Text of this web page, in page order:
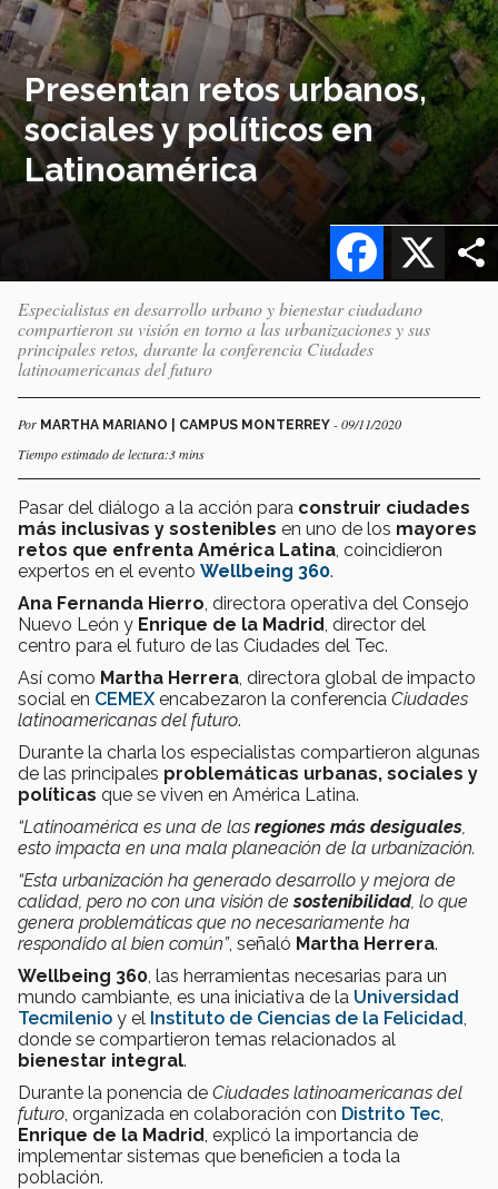
Presentan retos urbanos,
sociales y políticos en
Latinoamérica
X
Facebook
Especialistas en desarrollo urbano y bienestar ciudadano
compartieron su visión en torno a las urbanizaciones y sus
principales retos, durante la conferencia Ciudades
latinoamericanas del futuro
Por MARTHA MARIANO | CAMPUS MONTERREY - 09/11/2020
Tiempo estimado de lectura:3 mins
Pasar del diálogo a la acción para construir ciudades
más inclusivas y sostenibles en uno de los mayores
retos que enfrenta América Latina , coincidieron
expertos en el evento Wellbeing 360.
Ana Fernanda Hierro , directora operativa del Consejo
Nuevo León y Enrique de la Madrid , director del
centro para el futuro de las Ciudades del Tec.
Así como Martha Herrera , directora global de impacto
social en CEMEX encabezaron la conferencia Ciudades
latinoamericanas del futuro.
Durante la charla los especialistas compartieron algunas
de las principales problemáticas urbanas, sociales y
políticas que se viven en América Latina.
“Latinoamérica es una de las regiones más desiguales
esto impacta en una mala planeación de la urbanización.
“Esta urbanización ha generado desarrollo y mejora de
calidad, pero no con una visión desostenibilidad, lo que
genera problemáticas que no necesariamente ha
respondido al bien común”, señaló Martha Herrera.
Wellbeing 360 , las herramientas necesarias para un
mundo cambiante, es una iniciativa de la Universidad
Tecmilenio y el Instituto de Ciencias de la Felicidad
donde se compartieron temas relacionados al
bienestar integral.
Durante la ponencia de Ciudades latinoamericanas del
futuro , organizada en colaboración con Distrito Tec
Enrique de la Madrid , explicó la importancia de
implementar sistemas que beneficien a toda la
población.